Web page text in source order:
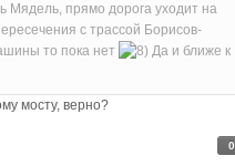
Мядель, прямо дорога уходит на
с трассой Борисов-
то пока нет
Да и ближе к
мосту, верно?
0